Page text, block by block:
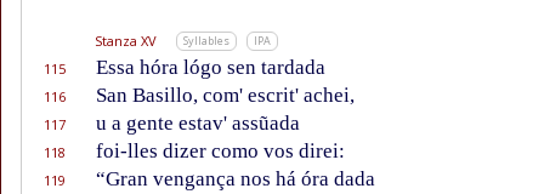
Stanza XV Syllables IPA
115 Essa hóra lógo sen tardada
116 San Basillo, com' escrit' achei,
117 u a gente estav' assũada
118 foi-lles dizer como vos direi:
119 “Gran vengança nos há óra dada